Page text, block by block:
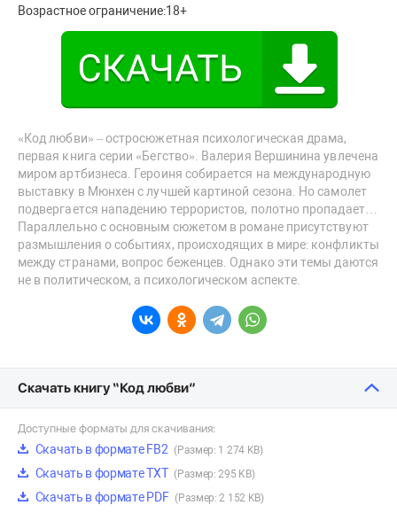
Возрастное ограничение:18+
«Код любви» – остросюжетная психологическая драма,
первая книга серии «Бегство». Валерия Вершинина увлечена
миром артбизнеса. Героиня собирается на международную
выставку в Мюнхен с лучшей картиной сезона. Но самолет
подвергается нападению террористов, полотно пропадает…
Параллельно с основным сюжетом в романе присутствуют
размышления о событиях, происходящих в мире: конфликты
между странами, вопрос беженцев. Однако эти темы даются
не в политическом, а психологическом аспекте.
Скачать книгу “Код любви”
Доступные форматы для скачивания:
Скачать в формате FB2 (Размер: 1 274 KB)
Скачать в формате TXT (Размер: 295 KB)
Скачать в формате PDF (Размер: 2 152 KB)